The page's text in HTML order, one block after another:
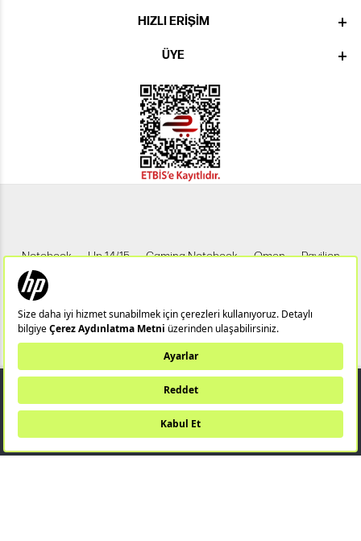
19.999,00 TL
SEPETE EKLE
HIZLI ERIŞIM
ÜYE
Notebook Hp 14/15 Gaming Notebook Omen Pavilion
Pavilion Gaming
X360 Aero ProDesk HP IPS Monitör HP LED Monitör
Bu web sitesi (hpstore.com.tr) HP Resmi İş Ortağı TUNGSTEN TEKNOLOJİ
SANAYİ VE TİCARET A.Ş tarafından yönetilmektedir.